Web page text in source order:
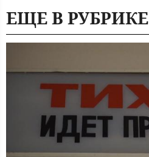
ЕЩЕ В РУБРИКЕ